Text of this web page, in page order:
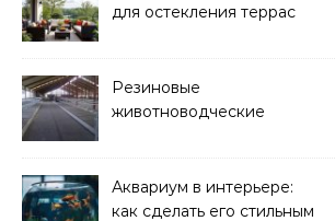
для остекления террас
Резиновые
животноводческие
решать
Аквариум в интерьере:
как сделать его стильным